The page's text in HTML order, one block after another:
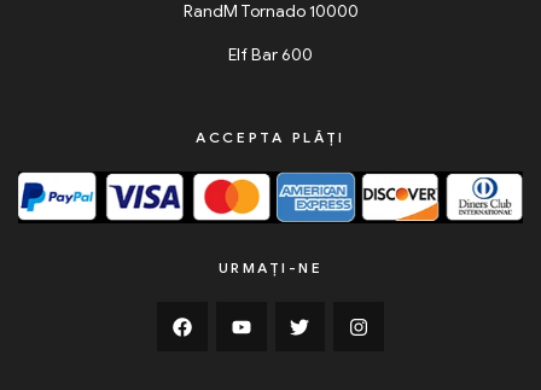
RandM Tornado 10000
Elf Bar 600
ACCEPTA PLĂȚI
URMAȚI-NE